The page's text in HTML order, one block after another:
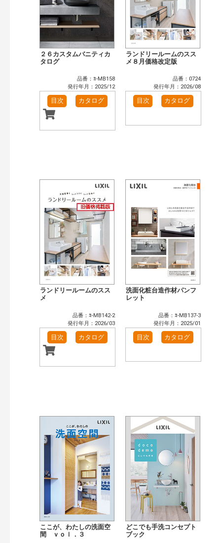
２６カスタムバニティカ
タログ
品番：ﾖ-MB158
発行年月：2025/12
目次 カタログ
ランドリールームのスス
メ８月価格改定版
品番：0724
発行年月：2026/08
目次 カタログ
ランドリールームのスス
メ
品番：ﾖ-MB142-2
発行年月：2026/03
目次 カタログ
洗面化粧台造作材パンフ
レット
品番：ﾖ-MB137-3
発行年月：2025/01
目次 カタログ
ここが、わたしの洗面空
間 ｖｏｌ．３
どこでも手洗コンセプト
ブック